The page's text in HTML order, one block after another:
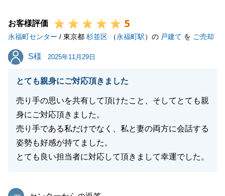
気軽にお声がけください。
今後とも東急リバブルをどうぞよろしくお願いいたし
ます。
お客様評価 5
永福町センター / 東京都 杉並区 （永福町駅）の 戸建て を ご売却
S様
S様 2025年11月29日
とても親身にご対応頂きました
売り手の思いを共有して頂けたこと、そしてとても親
身にご対応頂きました。
売り手である私だけでなく、私と妻の両方に会話する
姿勢も好感が持てました。
とても良い担当者に対応して頂きまして幸運でした。
東急リバブル